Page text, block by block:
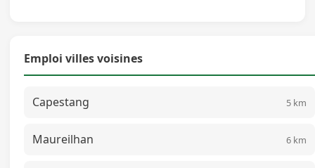
Emploi villes voisines
Capestang 5 km
Maureilhan 6 km